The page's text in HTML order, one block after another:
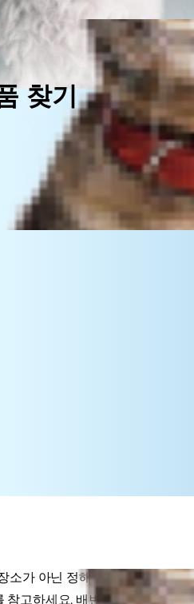
찾기
소가 아닌 정해진 장소에서 배변
고하세요. 배변을 위해 강아지